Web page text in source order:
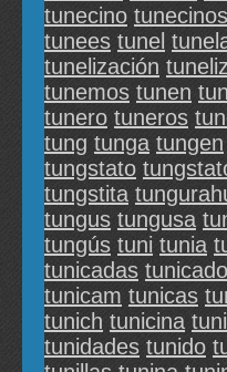
tunecino tunecinos
tunees tunel
tunelización
tunemos tunen
tunero tuneros
tung tunga tungen
tungstato
tungstita
tungus tungusa
tungús tuni tunia
tunicadas tunicado
tunicam tunicas
tunich tunicina
tunidades tunido